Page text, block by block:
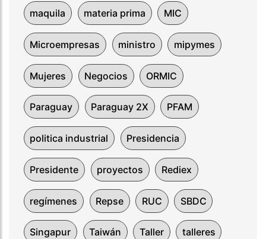
maquila materia prima MIC
Microempresas ministro mipymes
Mujeres Negocios ORMIC
Paraguay Paraguay 2X PFAM
politica industrial Presidencia
Presidente proyectos Rediex
regímenes Repse RUC SBDC
Singapur Taiwán Taller talleres